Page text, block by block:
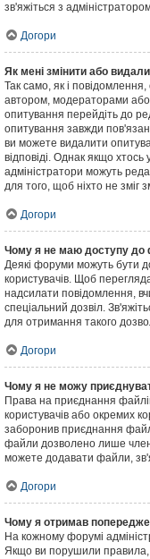
зв'яжіться з
Догори
Як мені змінити або
Так само, як і
автором, модераторами або
опитування перейдіть до
опитування завжди
ви можете видалити
відповіді. Однак якщо
адміністратори можуть
для того, щоб ніхто не зміг
Догори
Чому я не маю доступу до
Деякі форуми можуть бути
користувачів. Щоб
надсилати повідомлення,
спеціальний дозвіл.
для отримання такого
Догори
Чому я не можу
Права на приєднання
користувачів або окремих
заборонив приєднання
файли дозволено лише
можете додавати файли,
Догори
Чому я отримав
На кожному форумі
Якщо ви порушили